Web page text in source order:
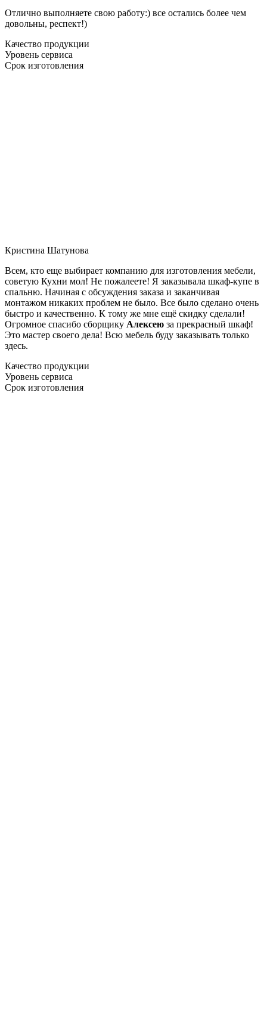
Отлично выполняете свою работу:) все остались более чем
довольны, респект!)
Качество продукции
Уровень сервиса
Срок изготовления
Кристина Шатунова
Всем, кто еще выбирает компанию для изготовления мебели,
советую Кухни мол! Не пожалеете! Я заказывала шкаф-купе в
спальню. Начиная с обсуждения заказа и заканчивая
монтажом никаких проблем не было. Все было сделано очень
быстро и качественно. К тому же мне ещё скидку сделали!
Огромное спасибо сборщику Алексею за прекрасный шкаф!
Это мастер своего дела! Всю мебель буду заказывать только
здесь.
Качество продукции
Уровень сервиса
Срок изготовления